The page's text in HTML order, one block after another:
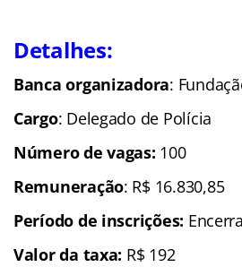
Detalhes:
Banca organizadora:
Cargo: Delegado de Polícia
Número de vagas: 100
Remuneração: R$ 16.830,85
Período de inscrições:
Valor da taxa: R$ 192